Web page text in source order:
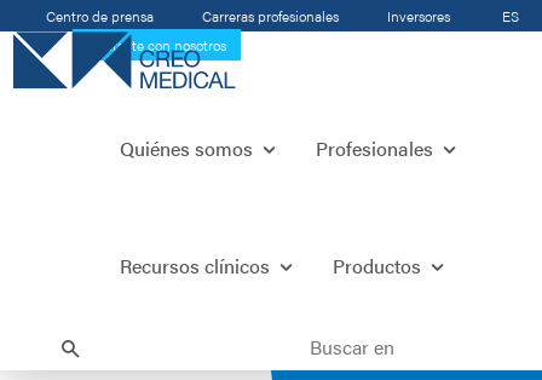
Centro de prensa Carreras profesionales Inversores
ES
Contacte con nosotros
Quiénes somos Profesionales
Recursos clínicos Productos